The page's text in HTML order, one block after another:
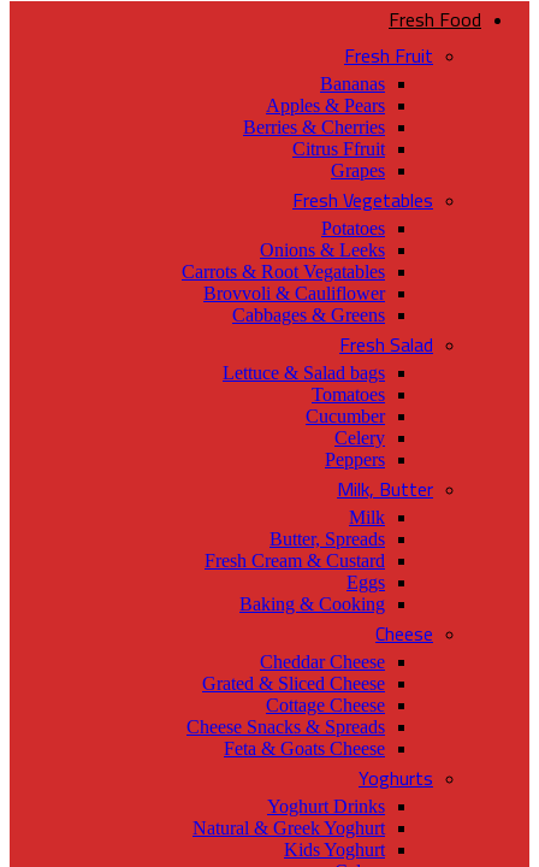
Fresh Food
Fresh Fruit
Bananas
Apples & Pears
Berries & Cherries
Citrus Ffruit
Grapes
Fresh Vegetables
Potatoes
Onions & Leeks
Carrots & Root Vegatables
Brovvoli & Cauliflower
Cabbages & Greens
Fresh Salad
Lettuce & Salad bags
Tomatoes
Cucumber
Celery
Peppers
Milk, Butter
Milk
Butter, Spreads
Fresh Cream & Custard
Eggs
Baking & Cooking
Cheese
Cheddar Cheese
Grated & Sliced Cheese
Cottage Cheese
Cheese Snacks & Spreads
Feta & Goats Cheese
Yoghurts
Yoghurt Drinks
Natural & Greek Yoghurt
Kids Yoghurt